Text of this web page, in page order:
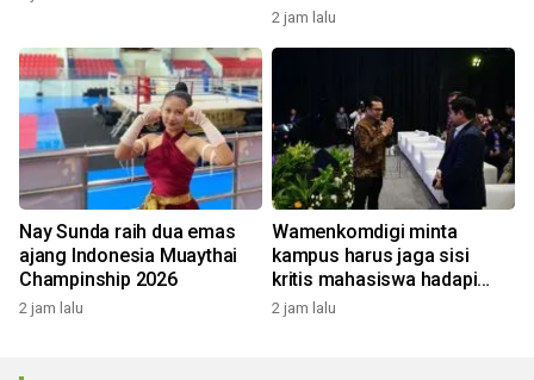
2 jam lalu
Nay Sunda raih dua emas
ajang Indonesia Muaythai
Champinship 2026
2 jam lalu
Wamenkomdigi minta
kampus harus jaga sisi
kritis mahasiswa hadapi
Gen AI
2 jam lalu